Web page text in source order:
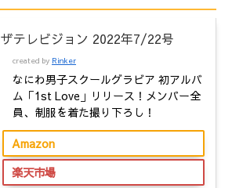
ザテレビジョン 2022年7/22号
created by Rinker
なにわ男子スクールグラビア 初アルバ
ム「1st Love」リリース！メンバー全
員、制服を着た撮り下ろし！
Amazon
楽天市場